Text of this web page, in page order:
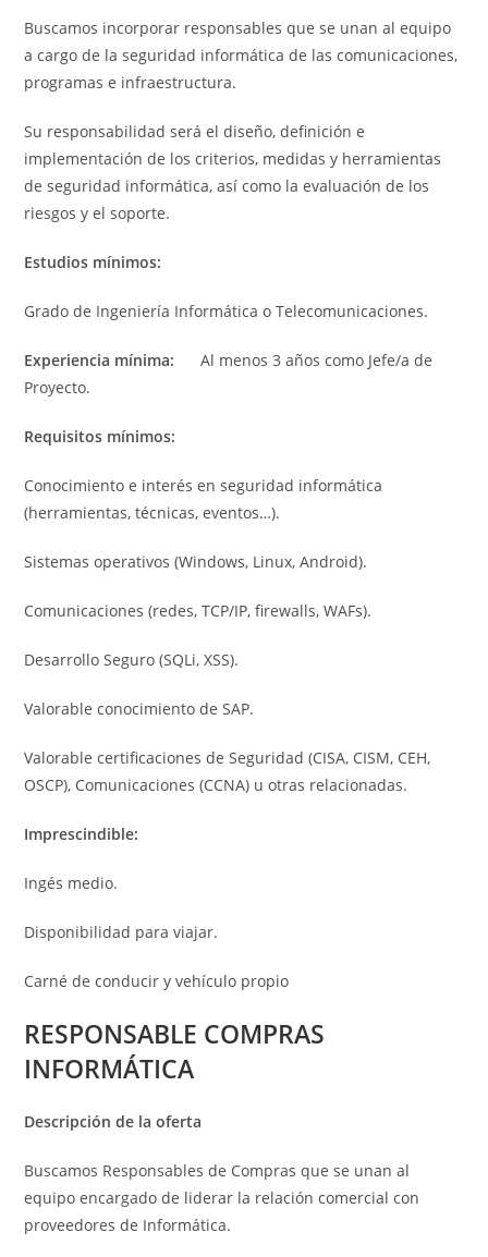
Buscamos incorporar responsables que se unan al equipo
a cargo de la seguridad informática de las comunicaciones,
programas e infraestructura.
Su responsabilidad será el diseño, definición e
implementación de los criterios, medidas y herramientas
de seguridad informática, así como la evaluación de los
riesgos y el soporte.
Estudios mínimos:
Grado de Ingeniería Informática o Telecomunicaciones.
Experiencia mínima: Al menos 3 años como Jefe/a de
Proyecto.
Requisitos mínimos:
Conocimiento e interés en seguridad informática
(herramientas, técnicas, eventos…).
Sistemas operativos (Windows, Linux, Android).
Comunicaciones (redes, TCP/IP, firewalls, WAFs).
Desarrollo Seguro (SQLi, XSS).
Valorable conocimiento de SAP.
Valorable certificaciones de Seguridad (CISA, CISM, CEH,
OSCP), Comunicaciones (CCNA) u otras relacionadas.
Imprescindible:
Ingés medio.
Disponibilidad para viajar.
Carné de conducir y vehículo propio
RESPONSABLE COMPRAS
INFORMÁTICA
Descripción de la oferta
Buscamos Responsables de Compras que se unan al
equipo encargado de liderar la relación comercial con
proveedores de Informática.